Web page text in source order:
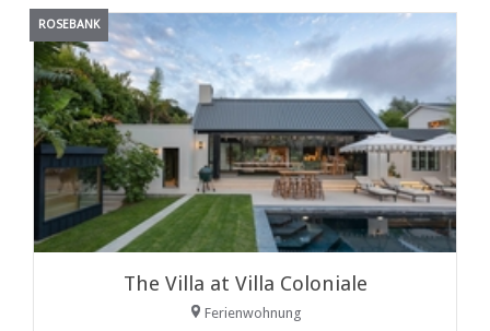
ROSEBANK
The Villa at Villa Coloniale
Ferienwohnung